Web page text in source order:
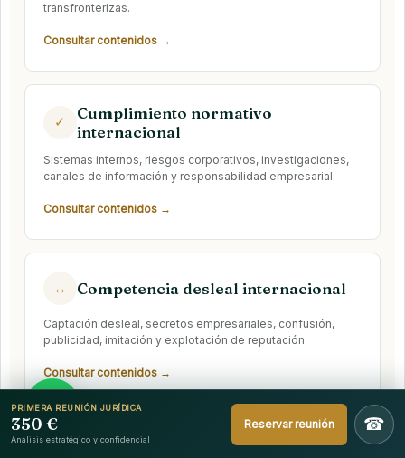
PRIMERA REUNIÓN JURÍDICA
350 €
Análisis estratégico y confidencial
Reservar reunión ☎
transfronterizas.
Consultar contenidos →
✓
Cumplimiento normativo
internacional
Sistemas internos, riesgos corporativos, investigaciones,
canales de información y responsabilidad empresarial.
Consultar contenidos →
↔ Competencia desleal internacional
Captación desleal, secretos empresariales, confusión,
publicidad, imitación y explotación de reputación.
Consultar contenidos →